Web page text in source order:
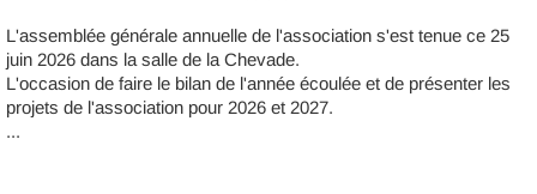
L'assemblée générale annuelle de l'association s'est tenue ce 25
juin 2026 dans la salle de la Chevade.
L'occasion de faire le bilan de l'année écoulée et de présenter les
projets de l'association pour 2026 et 2027.
...